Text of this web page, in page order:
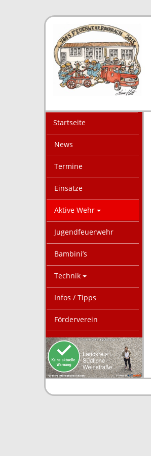
Startseite
News
Termine
Einsätze
Aktive Wehr
Jugendfeuerwehr
Bambini’s
Technik
Infos / Tipps
Förderverein